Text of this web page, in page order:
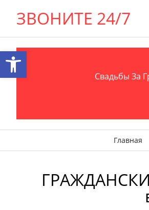
ЗВОНИТЕ 24/7
Свадьбы За
Главная
Открыть панель инструментов